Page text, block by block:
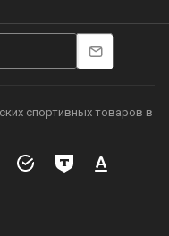
спортивных товаров в